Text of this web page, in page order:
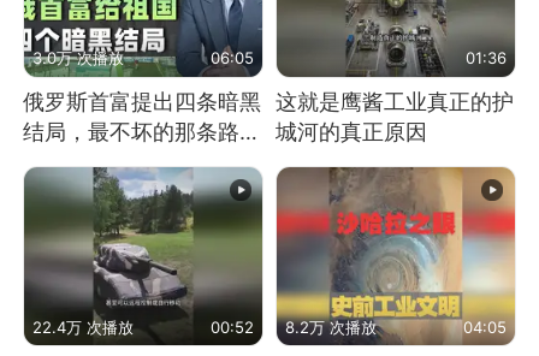
3.0万 次播放 06:05
俄罗斯首富提出四条暗黑
结局，最不坏的那条路是
通向东方
01:36
这就是鹰酱工业真正的护
城河的真正原因
22.4万 次播放 00:52 8.2万 次播放 04:05